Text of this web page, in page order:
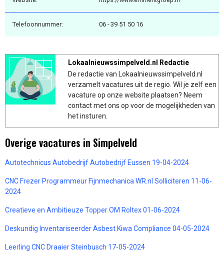
Telefoonnummer: 06 - 39 51 50 16
Lokaalnieuwssimpelveld.nl Redactie
De redactie van Lokaalnieuwssimpelveld.nl
verzamelt vacatures uit de regio. Wil je zelf een
vacature op onze website plaatsen? Neem
contact met ons op voor de mogelijkheden van
het insturen.
Overige vacatures in Simpelveld
Autotechnicus Autobedrijf Autobedrijf Eussen 19-04-2024
CNC Frezer Programmeur Fijnmechanica WR.nl Solliciteren 11-06-
2024
Creatieve en Ambitieuze Topper OM Roltex 01-06-2024
Deskundig Inventariseerder Asbest Kiwa Compliance 04-05-2024
Leerling CNC Draaier Steinbusch 17-05-2024